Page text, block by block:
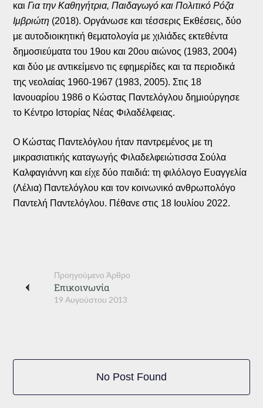
καιΓια την Καθηγήτρια, Παιδαγωγό και Πολιτικό Ρόζα
Ιμβριώτη (2018). Οργάνωσε και τέσσερις Εκθέσεις, δύο
με αυτοδιοικητική θεματολογία με χιλιάδες εκτεθέντα
δημοσιεύματα του 19ου και 20ου αιώνος (1983, 2004)
και δύο με αντικείμενο τις εφημερίδες και τα περιοδικά
της νεολαίας 1960-1967 (1983, 2005). Στις 18
Ιανουαρίου 1986 ο Κώστας Παντελόγλου δημιούργησε
το Κέντρο Ιστορίας Νέας Φιλαδέλφειας.
Ο Κώστας Παντελόγλου ήταν παντρεμένος με τη
μικρασιατικής καταγωγής Φιλαδελφειώτισσα Σούλα
Καλφαγιάννη και είχε δύο παιδιά: τη φιλόλογο Ευαγγελία
(Λέλια) Παντελόγλου και τον κοινωνικό ανθρωπολόγο
Παντελή Παντελόγλου. Πέθανε στις 18 Ιουλίου 2022.
Προηγούμενο Άρθρο
19 Αυγούστου 2013
Επικοινωνία
No Post Found